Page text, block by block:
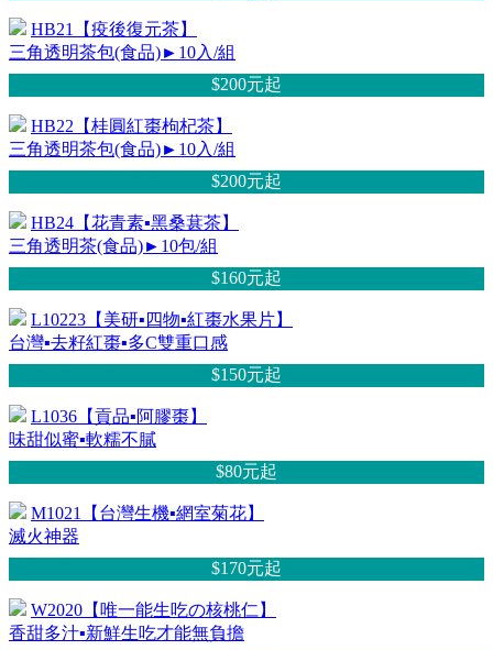
HB21【疫後復元茶】
三角透明茶包(食品)►10入/組
$200元起
HB22【桂圓紅棗枸杞茶】
三角透明茶包(食品)►10入/組
$200元起
HB24【花青素▪黑桑葚茶】
三角透明茶(食品)►10包/組
$160元起
L10223【美研▪四物▪紅棗水果片】
台灣▪去籽紅棗▪多C雙重口感
$150元起
L1036【貢品▪阿膠棗】
味甜似蜜▪軟糯不膩
$80元起
M1021【台灣生機▪網室菊花】
滅火神器
$170元起
W2020【唯一能生吃の核桃仁】
香甜多汁▪新鮮生吃才能無負擔